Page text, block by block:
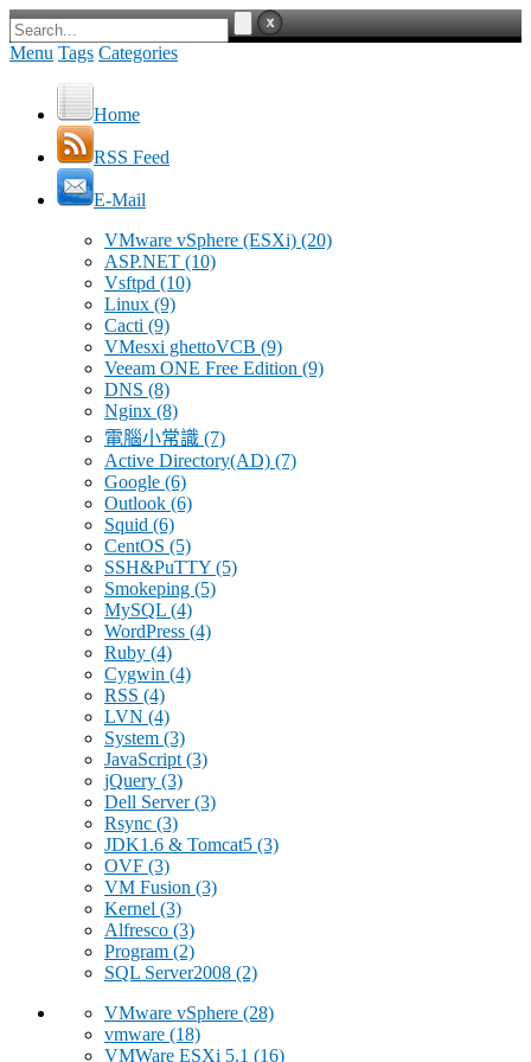
Menu Tags Categories
Home
RSS Feed
E-Mail
VMware vSphere (ESXi) (20)
ASP.NET (10)
Vsftpd (10)
Linux (9)
Cacti (9)
VMesxi ghettoVCB (9)
Veeam ONE Free Edition (9)
DNS (8)
Nginx (8)
電腦小常識 (7)
Active Directory(AD) (7)
Google (6)
Outlook (6)
Squid (6)
CentOS (5)
SSH&PuTTY (5)
Smokeping (5)
MySQL (4)
WordPress (4)
Ruby (4)
Cygwin (4)
RSS (4)
LVN (4)
System (3)
JavaScript (3)
jQuery (3)
Dell Server(3)
Rsync (3)
JDK1.6 & Tomcat5 (3)
OVF (3)
VM Fusion (3)
Kernel (3)
Alfresco (3)
Program (2)
SQL Server2008 (2)
VMware vSphere (28)
vmware (18)
VMWare ESXi 5.1 (16)